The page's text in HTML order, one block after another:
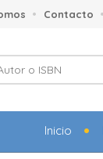
Contacto
Inicio